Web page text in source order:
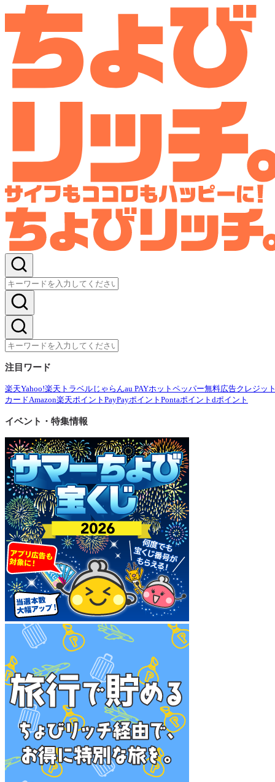
注目ワード
楽天Yahoo!楽天トラベル じゃらんau PAYホットペッパー無料広告クレジッ
カードAmazon楽天ポイント PayPayポイント Pontaポイント dポイント
イベント・特集情報